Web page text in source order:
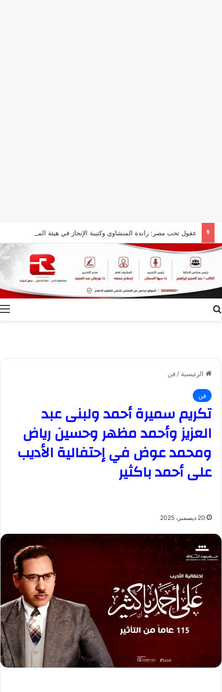
الرئيسية / فن
فن
تكريم سميرة أحمد ولبنى عبد
العزيز وأحمد مظهر وحسين رياض
ومحمد عوض في إحتفالية الأديب
على أحمد باكثير
20 ديسمبر، 2025